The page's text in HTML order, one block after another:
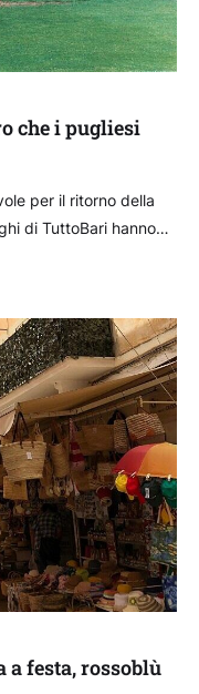
che i pugliesi
per il ritorno della
di TuttoBari hanno
festa, rossoblù